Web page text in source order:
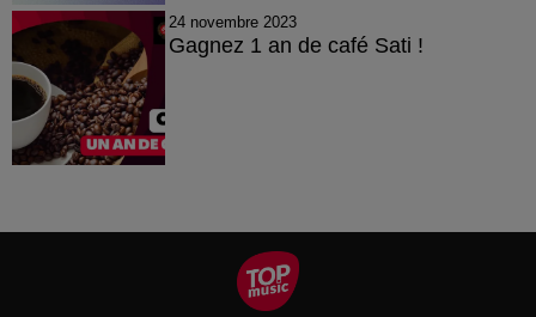
24 novembre 2023
Gagnez 1 an de café Sati !